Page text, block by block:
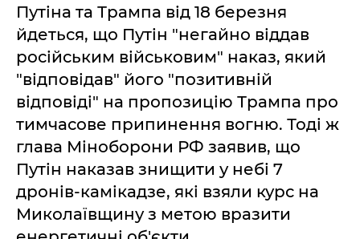
Путіна та Трампа від 18 березня
йдеться, що Путін "негайно віддав
російським військовим" наказ, який
"відповідав" його "позитивній
відповіді" на пропозицію Трампа про
тимчасове припинення вогню. Тоді ж
глава Міноборони РФ заявив, що
Путін наказав знищити у небі 7
дронів-камікадзе, які взяли курс на
Миколаївщину з метою вразити